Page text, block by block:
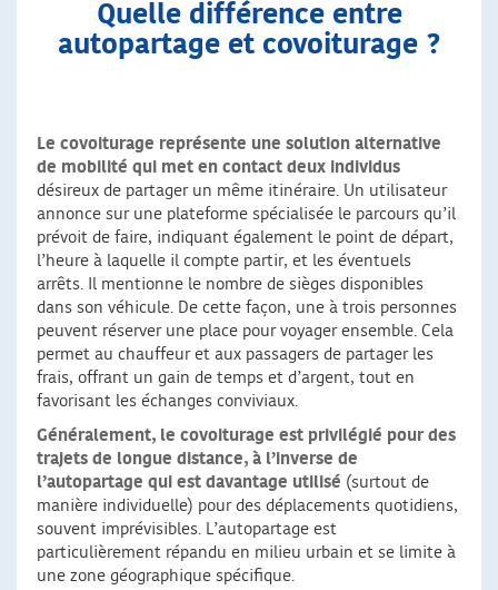
Quelle différence entre
autopartage et covoiturage ?
Le covoiturage représente une solution alternative
de mobilité qui met en contact deux individus
désireux de partager un même itinéraire. Un utilisateur
annonce sur une plateforme spécialisée le parcours qu’il
prévoit de faire, indiquant également le point de départ,
l’heure à laquelle il compte partir, et les éventuels
arrêts. Il mentionne le nombre de sièges disponibles
dans son véhicule. De cette façon, une à trois personnes
peuvent réserver une place pour voyager ensemble. Cela
permet au chauffeur et aux passagers de partager les
frais, offrant un gain de temps et d’argent, tout en
favorisant les échanges conviviaux.
Généralement, le covoiturage est privilégié pour des
trajets de longue distance, à l’inverse de
l’autopartage qui est davantage utilisé (surtout de
manière individuelle) pour des déplacements quotidiens,
souvent imprévisibles. L’autopartage est
particulièrement répandu en milieu urbain et se limite à
une zone géographique spécifique.